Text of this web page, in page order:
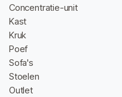
Concentratie-unit
Kast
Kruk
Poef
Sofa's
Stoelen
Outlet